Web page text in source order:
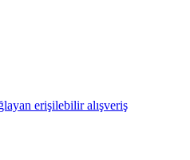
erişilebilir alışveriş